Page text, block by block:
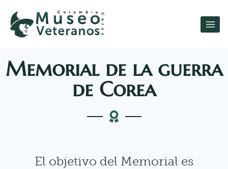
Memorial de la guerra
de Corea
El objetivo del Memorial es